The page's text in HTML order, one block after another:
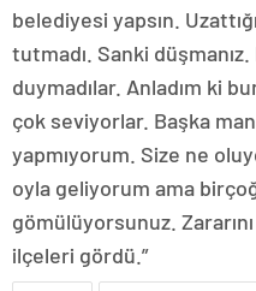
belediyesi yapsın.
tutmadı. Sanki
duymadılar. Anladım ki
çok seviyorlar. Başka
yapmıyorum. Size ne
oyla geliyorum ama
gömülüyorsunuz.
ilçeleri gördü.”